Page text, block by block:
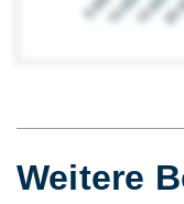
Weitere